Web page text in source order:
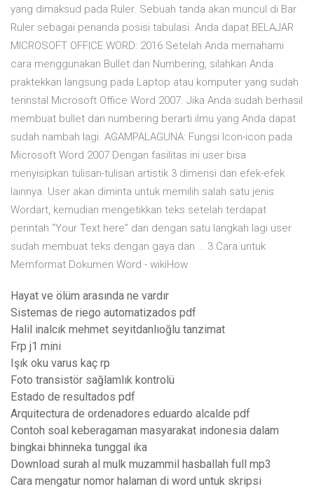
yang dimaksud pada Ruler. Sebuah tanda akan muncul di Bar
Ruler sebagai penanda posisi tabulasi. Anda dapat BELAJAR
MICROSOFT OFFICE WORD: 2016 Setelah Anda memahami
cara menggunakan Bullet dan Numbering, silahkan Anda
praktekkan langsung pada Laptop atau komputer yang sudah
terinstal Microsoft Office Word 2007. Jika Anda sudah berhasil
membuat bullet dan numbering berarti ilmu yang Anda dapat
sudah nambah lagi. AGAMPALAGUNA: Fungsi Icon-icon pada
Microsoft Word 2007 Dengan fasilitas ini user bisa
menyisipkan tulisan-tulisan artistik 3 dimensi dan efek-efek
lainnya. User akan diminta untuk memilih salah satu jenis
Wordart, kemudian mengetikkan teks setelah terdapat
perintah “Your Text here” dan dengan satu langkah lagi user
sudah membuat teks dengan gaya dan … 3 Cara untuk
Memformat Dokumen Word - wikiHow
Hayat ve ölüm arasında ne vardır
Sistemas de riego automatizados pdf
Halil inalcık mehmet seyitdanlıoğlu tanzimat
Frp j1 mini
Işık oku varus kaç rp
Foto transistör sağlamlık kontrolü
Estado de resultados pdf
Arquitectura de ordenadores eduardo alcalde pdf
Contoh soal keberagaman masyarakat indonesia dalam
bingkai bhinneka tunggal ika
Download surah al mulk muzammil hasballah full mp3
Cara mengatur nomor halaman di word untuk skripsi